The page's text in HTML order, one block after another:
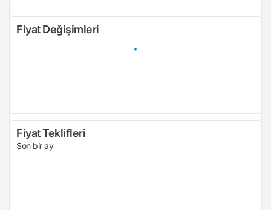
Fiyat Değişimleri
Fiyat Teklifleri
Son bir ay